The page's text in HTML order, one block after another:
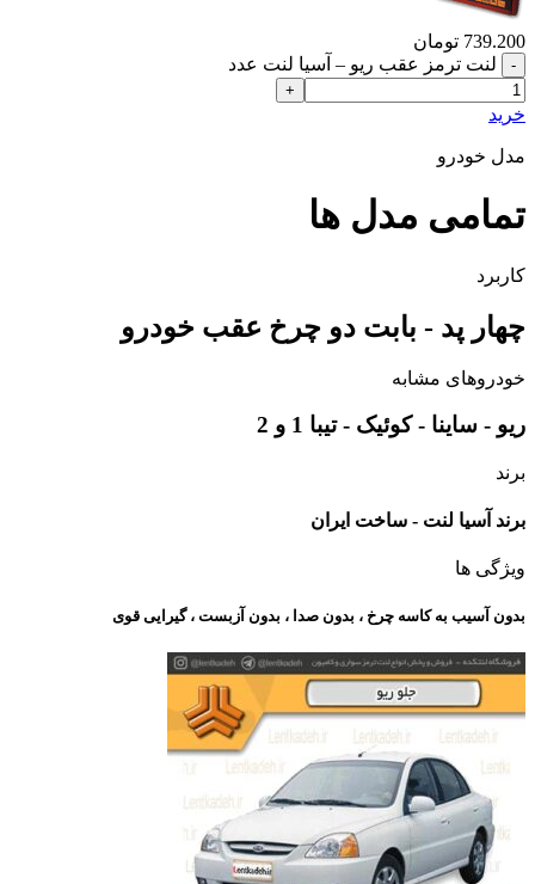
739.200 تومان
لنت ترمز عقب ریو – آسیا لنت عدد
خرید
مدل خودرو
تمامی مدل ها
کاربرد
چهار پد - بابت دو چرخ عقب خودرو
خودروهای مشابه
ریو - ساینا - کوئیک - تیبا 1 و 2
برند
برند آسیا لنت - ساخت ایران
ویژگی ها
بدون آسیب به کاسه چرخ ، بدون صدا ، بدون آزبست ، گیرایی قوی​